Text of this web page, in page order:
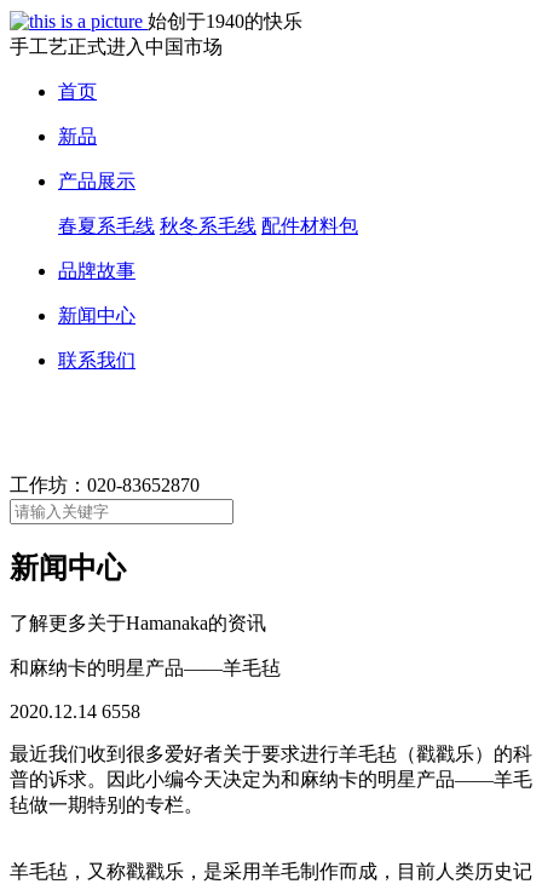
始创于1940的快乐
手工艺正式进入中国市场
首页
新品
产品展示
春夏系毛线 秋冬系毛线 配件材料包
品牌故事
新闻中心
联系我们
工作坊： 020-83652870
新闻中心
了解更多关于Hamanaka的资讯
和麻纳卡的明星产品——羊毛毡
2020.12.14 6558
最近我们收到很多爱好者关于要求进行羊毛毡（戳戳乐）的科
普的诉求。因此小编今天决定为和麻纳卡的明星产品——羊毛
毡做一期特别的专栏。
羊毛毡，又称戳戳乐，是采用羊毛制作而成，目前人类历史记